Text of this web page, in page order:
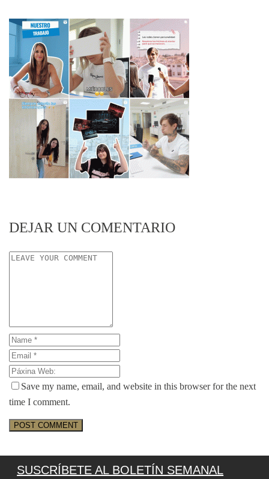
DEJAR UN COMENTARIO
Save my name, email, and website in this browser for the next
time I comment.
SUSCRÍBETE AL BOLETÍN SEMANAL